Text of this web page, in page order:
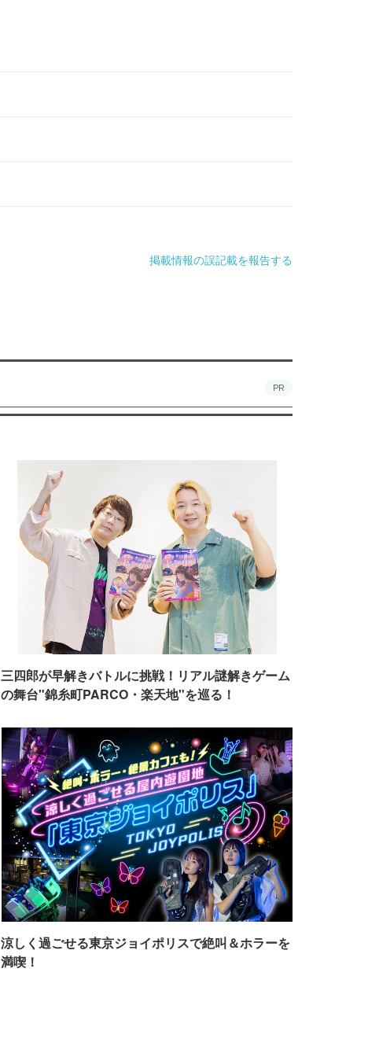
掲載情報の誤記載を報告する
PR
三四郎が早解きバトルに挑戦！リアル謎解きゲーム
の舞台"錦糸町PARCO・楽天地"を巡る！
涼しく過ごせる東京ジョイポリスで絶叫＆ホラーを
満喫！